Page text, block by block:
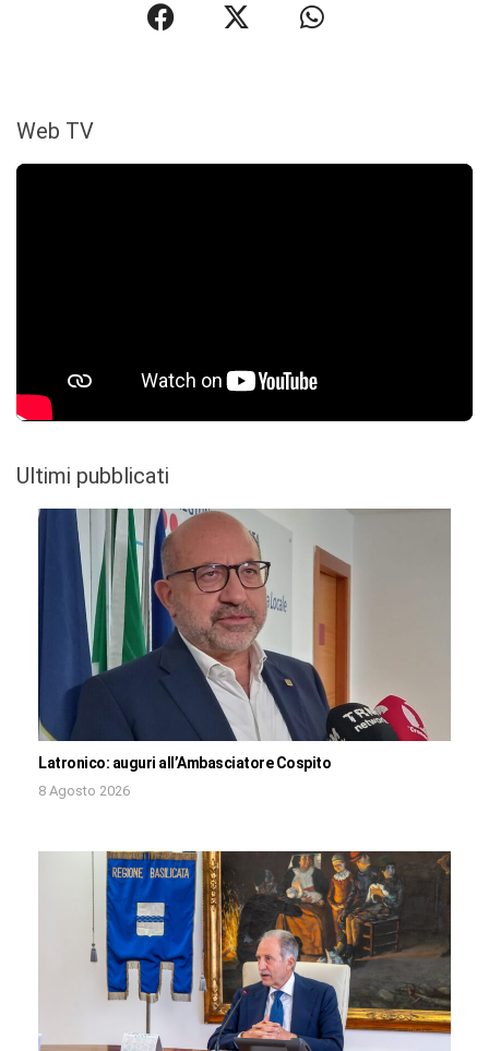
Web TV
Ultimi pubblicati
Latronico: auguri all’Ambasciatore Cospito
8 Agosto 2026